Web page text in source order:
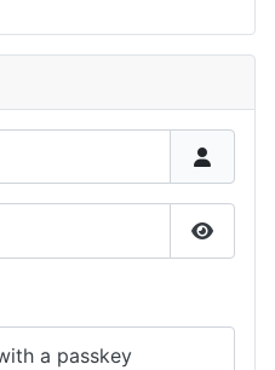
Show
a passkey